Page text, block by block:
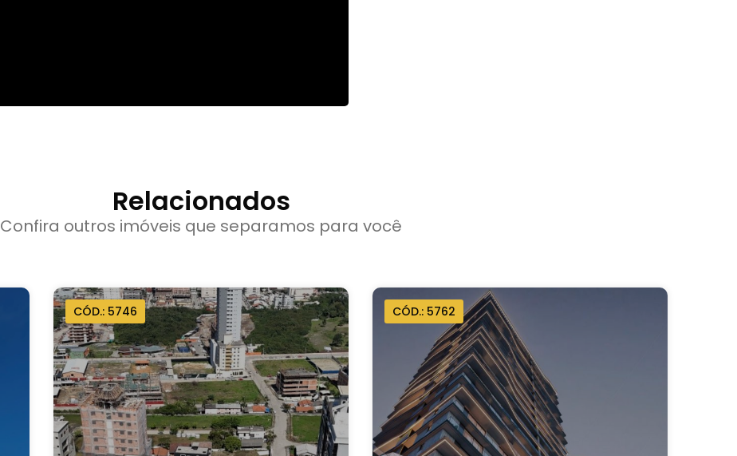
Relacionados
Confira outros imóveis que separamos para você
CÓD.: 5746 CÓD.: 5762